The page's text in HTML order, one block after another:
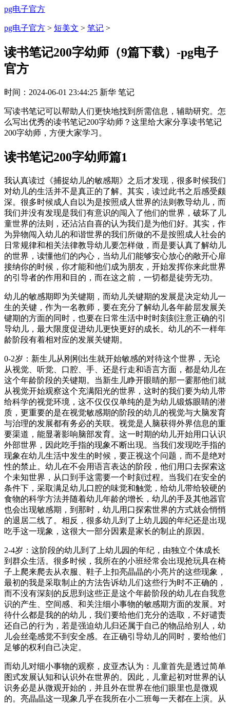
pg电子官方
pg电子官方 > 短美文 > 笔记 >
读书笔记200字幼师（9篇下载）-pg电子
官方
时间： 2024-06-01 23:44:25 新华 笔记
写读书笔记可以帮助人们更快地找到所需信息，辅助研究。怎
么写出优秀的读书笔记200字幼师？这里给大家分享读书笔记
200字幼师，方便大家学习。
读书笔记200字幼师篇1
我认真读过《捕捉幼儿的敏感期》之后才发现，很多时候我们
对幼儿的生活并不是真正的了解。其实，读过此书之后感受颇
深。很多时候成人自以为是按照成人世界的法则教导幼儿，而
我们并没有发现是我们有意识的闯入了他们的世界，破坏了儿
童世界的法则，还沾沾自喜的认为我们是为他们好。其实，作
为异物闯入幼儿的和谐世界的我们所做的不是按照成人社会的
日常规律和相关法律教导幼儿要怎样做，而是要认真了解幼儿
的世界，读懂他们的内心，当幼儿们能够安心放心的敞开心扉
接纳你的时候，你才能和他们成为朋友，开始发挥你来此世界
的引导者的作用和目的，而在这之前，一切都是徒劳无功。
幼儿的敏感期即为关键期，而幼儿关键期的发展是决定幼儿一
生的关键，作为一名教师，要在充分了解幼儿各年龄层发展关
键期的方面的同时，也要在日常生活中时时刻刻注意正确的引
导幼儿，最大限度促进幼儿更快更好的成长。幼儿的不一样年
龄阶段有着相对应的发展关键期。
0-2岁：新生儿从刚刚出生就开始敏感的对待这个世界，无论
从视觉、听觉、口腔、手、还是行走和语言方面，都是幼儿在
这个年龄阶段的关键期。当新生儿睁开眼睛的那一霎那他们就
从视觉开始观察这个充满阳光的世界，这时的我们要为幼儿带
给科学的视觉环境，这不仅仅仅单纯的是为幼儿锻炼眼睛的潜
质，更重要的是在视觉敏感期的阶段的幼儿的视觉与大脑发育
与治理的发展都有务必的关联。视觉是人脑获得外界信息的重
要渠道，能显著影响脑部发育。这一时期的幼儿开始用口认识
外部世界，因此吃手指的现象不断出现。当我们发现吃手指的
现象在幼儿生活中发生的时候，要正视这个问题，而不是绝对
性的禁止。幼儿在不会用语言表达的阶段，他们用口去探索这
个未知世界，从口到手这需要一个时刻过程。当我们在安全的
条件下，采取满足幼儿口腔的味觉和触觉，给幼儿带给较硬的
食物的科学方法并随着幼儿年龄的增长，幼儿的手及其他器官
也会出现敏感期，到那时，幼儿用口探索世界的方式就会悄悄
的退居二线了。相反，很多幼儿到了上幼儿园的年纪还是出现
吃手这一现象，这很大一部分因素是家长的制止的原因。
2-4岁：这阶段的幼儿到了上幼儿园的年纪，由独立个体成长
到群众生活。很多时候，我所在的小班经常会出现抢玩具在椅
子上爬来爬去从衣服、鞋子上扣亮晶晶的小亮片的这些现象，
最初的我是采取制止的方法告诉幼儿们这些行为时不正确的，
而不没有深刻的反思到这些正是这个年龄阶段的幼儿在自我意
识的产生、空间感、和关注细小事物的敏感期方面的发展。对
待什么都是我的的幼儿，我们要给他们充分的选取，不好谴责
还自己的行为，若是强迫幼儿归还属于自己的物品给别人，幼
儿会丝毫感觉不到安全感。在正确引导幼儿的同时，要给他们
足够的权利自己决定。
而幼儿对细小事物的观察，皮亚杰认为：儿童首先是透过简单
图式发展认知和认识外在世界的。因此，儿童起初对世界的认
识务必是从微观开始的，并且外在世界在他们眼里也是微观
的。亮晶晶这一现象几乎在我所在小二班每一天都在上演。从